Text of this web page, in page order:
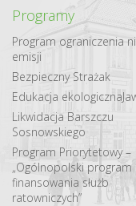
Programy
Program ograniczenia
emisji
Bezpieczny Strażak
Edukacja ekologiczna
Likwidacja Barszczu
Sosnowskiego
Program Priorytetowy –
„Ogólnopolski program
finansowania służb
ratowniczych”